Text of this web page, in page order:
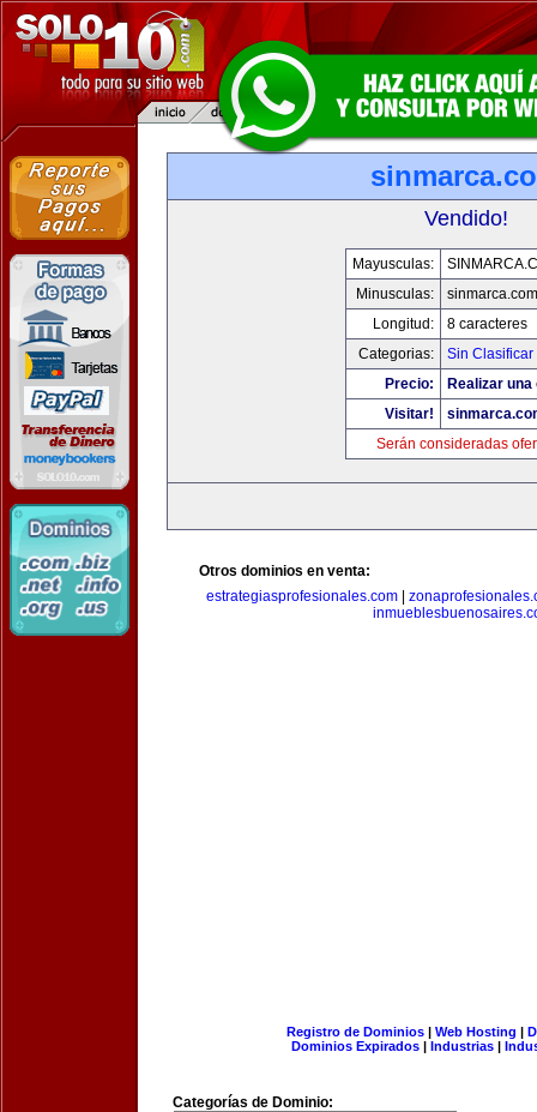
Vendido!
Mayusculas:
Minusculas:
sinmarca.com
Longitud:
8 caracteres
Categorias:
Sin Clasificar
Precio:
Realizar
Visitar!
Serán consideradas
Otros dominios en venta:
estrategiasprofesionales.com
Registro de Dominios| Web Hosting |
Dominios Expirados | Industrias |
Categorías de Dominio: